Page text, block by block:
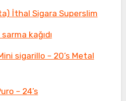
İthal Sigara Superslim
kağıdı
sigarillo – 20’s Metal
– 24’s